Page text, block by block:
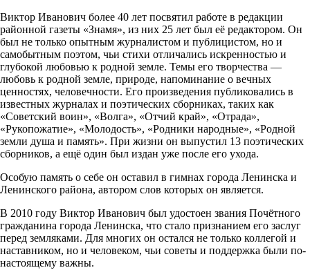
Виктор Иванович более 40 лет посвятил работе в редакции
районной газеты «Знамя», из них 25 лет был её редактором. Он
был не только опытным журналистом и публицистом, но и
самобытным поэтом, чьи стихи отличались искренностью и
глубокой любовью к родной земле. Темы его творчества —
любовь к родной земле, природе, напоминание о вечных
ценностях, человечности. Его произведения публиковались в
известных журналах и поэтических сборниках, таких как
«Советский воин», «Волга», «Отчий край», «Отрада»,
«Рукопожатие», «Молодость», «Родники народные», «Родной
земли душа и память». При жизни он выпустил 13 поэтических
сборников, а ещё один был издан уже после его ухода.
Особую память о себе он оставил в гимнах города Ленинска и
Ленинского района, автором слов которых он является.
В 2010 году Виктор Иванович был удостоен звания Почётного
гражданина города Ленинска, что стало признанием его заслуг
перед земляками. Для многих он остался не только коллегой и
наставником, но и человеком, чьи советы и поддержка были по-
настоящему важны.